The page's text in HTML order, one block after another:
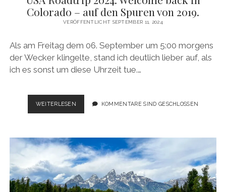
Colorado – auf den Spuren von 2019.
VERÖFFENTLICHT SEPTEMBER 11, 2024
Als am Freitag dem 06. September um 5:00 morgens
der Wecker klingelte, stand ich deutlich lieber auf, als
ich es sonst um diese Uhrzeit tue.…
WEITERLESEN
ROADTRIP
IN
COLORADO
–
AUF
DEN
KOMMENTARE SIND GESCHLOSSEN